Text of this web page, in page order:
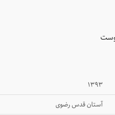
۱۳۹۳
آستان قدس رضوی